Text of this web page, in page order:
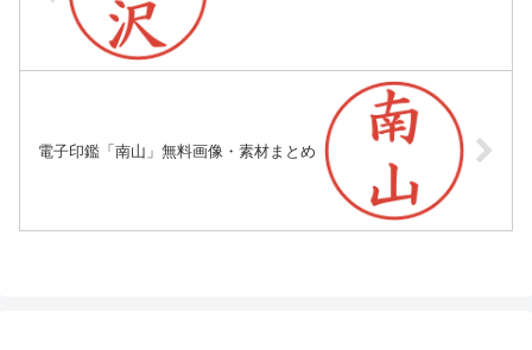
電子印鑑「南山」無料画像・素材まとめ